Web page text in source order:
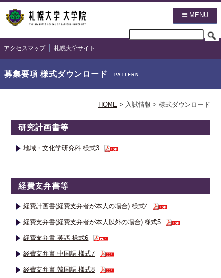
MENU
アクセスマップ 札幌大学サイト
募集要項 様式ダウンロード PATTERN
HOME> 入試情報 > 様式ダウンロード
研究計画書等
地域・文化学研究科 様式3
経費支弁書等
経費計画書(経費支弁者が本人の場合) 様式4
経費支弁書(経費支弁者が本人以外の場合) 様式5
経費支弁書 英語 様式6
経費支弁書 中国語 様式7
経費支弁書 韓国語 様式8